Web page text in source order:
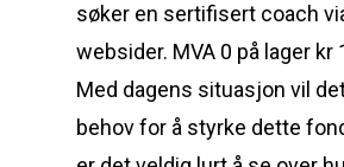
søker en sertifisert coach
websider. MVA 0 på lager kr
Med dagens situasjon vil
behov for å styrke dette